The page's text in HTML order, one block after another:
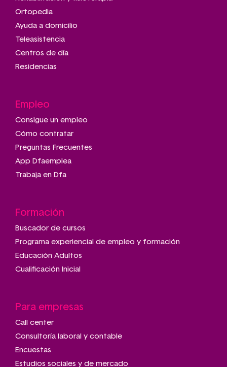
Ortopedia
Ayuda a domicilio
Teleasistencia
Centros de día
Residencias
Empleo
Consigue un empleo
Cómo contratar
Preguntas Frecuentes
App Dfaemplea
Trabaja en Dfa
Formación
Buscador de cursos
Programa experiencial de empleo y formación
Educación Adultos
Cualificación Inicial
Para empresas
Call center
Consultoría laboral y contable
Encuestas
Estudios sociales y de mercado